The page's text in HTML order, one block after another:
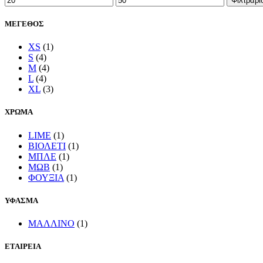
τιμή
τιμή
ΜΕΓΕΘΟΣ
XS (1)
S (4)
M (4)
L (4)
XL (3)
ΧΡΩΜΑ
LIME (1)
ΒΙΟΛΕΤΙ (1)
ΜΠΛΕ (1)
ΜΩΒ (1)
ΦΟΥΞΙΑ (1)
ΥΦΑΣΜΑ
ΜΑΛΛΙΝΟ (1)
ΕΤΑΙΡΕΙΑ